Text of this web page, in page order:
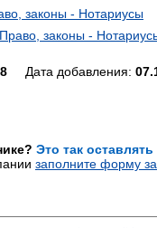
законы - Нотариусы
законы -
Дата добавления:
Это так
заполните форму